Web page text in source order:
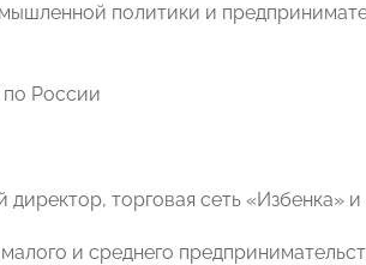
политики и
России
директор, торговая сеть «Избенка»
и среднего